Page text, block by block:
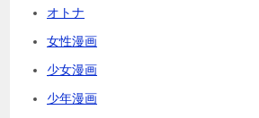
オトナ
女性漫画
少女漫画
少年漫画